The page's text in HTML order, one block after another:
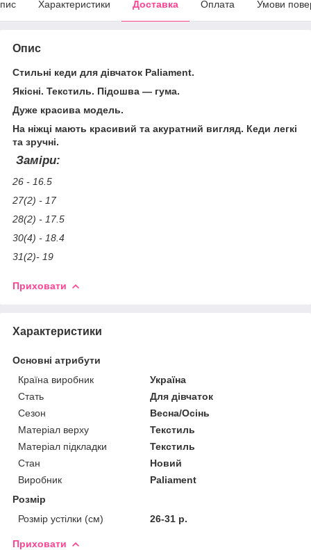
Характеристики Доставка Оплата Умови
Опис
Стильні кеди для дівчаток Paliament.
Якісні. Текстиль. Підошва — гума.
Дуже красива модель.
На ніжці мають красивий та акуратний вигляд. Кеди легкі
та зручні.
Заміри:
26 - 16.5
27(2) - 17
28(2) - 17.5
30(4) - 18.4
31(2)- 19
Приховати
Характеристики
Основні атрибути
Країна виробник
Україна
Стать
Для дівчаток
Сезон
Весна/Осінь
Матеріал верху
Текстиль
Матеріал підкладки
Текстиль
Стан
Новий
Виробник
Paliament
Розмір
Розмір устілки (см)
26-31 р.
Приховати